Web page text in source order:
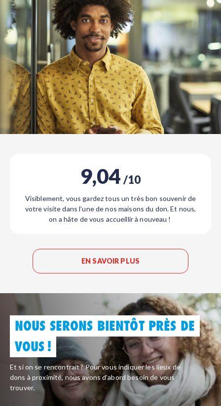
9,04 /10
Visiblement, vous gardez tous un très bon souvenir de
votre visite dans l’une de nos maisons du don. Et nous,
on a hâte de vous accueillir à nouveau !
EN SAVOIR PLUS
NOUS SERONS BIENTÔT PRÈS DE
VOUS !
Et si on se rencontrait ? Pour vous indiquer les lieux de
dons à proximité, nous avons d’abord besoin de vous
trouver.